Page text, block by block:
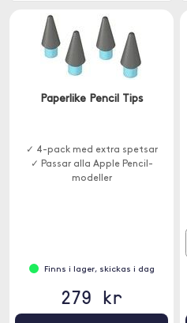
Paperlike Pencil Tips
✓ 4-pack med extra spetsar
✓ Passar alla Apple Pencil-
modeller
Finns i lager, skickas i dag
279 kr